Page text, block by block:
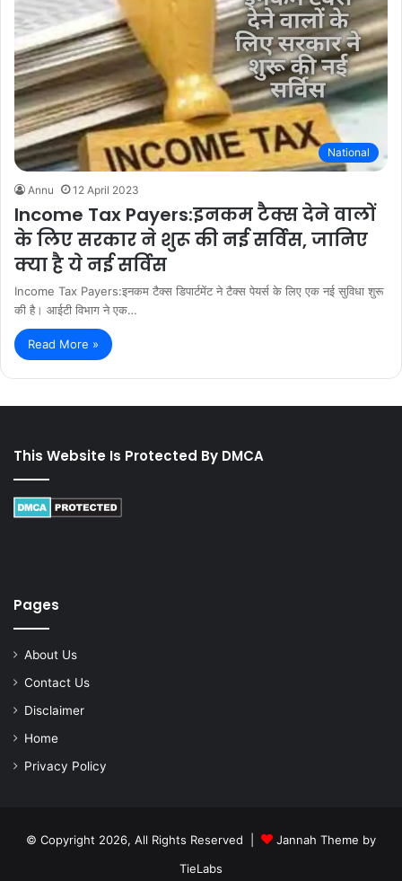
National
Annu 12 April 2023
Income Tax Payers:इनकम टैक्स देने वालों
के लिए सरकार ने शुरू की नई सर्विस, जानिए
क्या है ये नई सर्विस
Income Tax Payers:इनकम टैक्स डिपार्टमेंट ने टैक्स पेयर्स के लिए एक नई सुविधा शुरू
की है। आईटी विभाग ने एक…
Read More »
This Website Is Protected By DMCA
Pages
About Us
Contact Us
Disclaimer
Home
Privacy Policy
© Copyright 2026, All Rights Reserved |
Jannah Theme by
TieLabs